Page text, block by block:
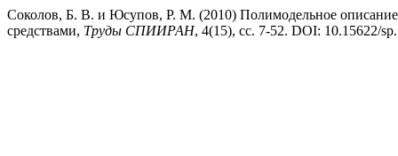
Соколов, Б. В. и Юсупов, Р. М. (2010) Полимодельное
средствами, Труды СПИИРАН, 4(15), сс. 7-52. DOI: 10.15622/